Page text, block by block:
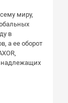
миру,
в
а ее оборот